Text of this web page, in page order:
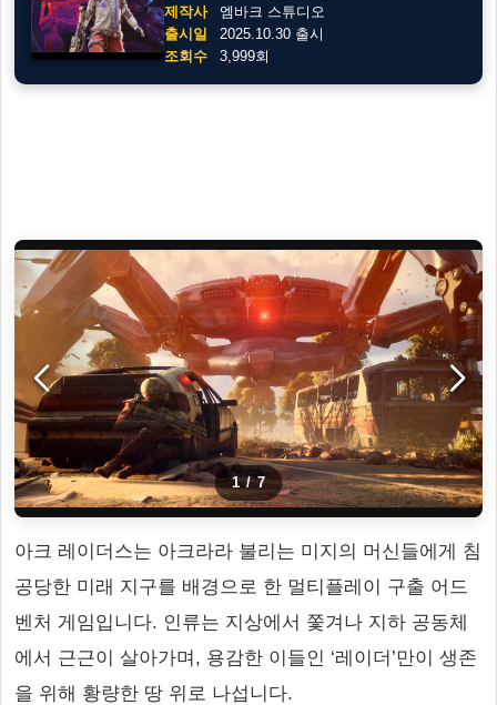
제작사
엠바크 스튜디오
출시일
2025.10.30 출시
조회수
3,999회
1/7
아크 레이더스는 아크라라 불리는 미지의 머신들에게 침
공당한 미래 지구를 배경으로 한 멀티플레이 구출 어드
벤처 게임입니다. 인류는 지상에서 쫓겨나 지하 공동체
에서 근근이 살아가며, 용감한 이들인 ‘레이더’만이 생존
을 위해 황량한 땅 위로 나섭니다.